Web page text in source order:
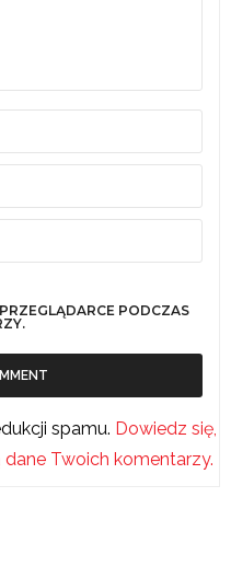
PODCZAS
spamu. Dowiedz się,
Twoich komentarzy.